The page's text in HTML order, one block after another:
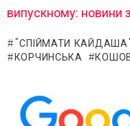
випускному: новини
"СПІЙМАТИ КАЙДАША"
КОРЧИНСЬКА